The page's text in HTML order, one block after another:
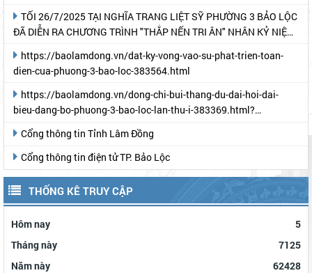
ĐÃ DIỄN RA CHƯƠNG TRÌNH "THẮP NẾN TRI ÂN" NHÂN KỶ NIỆM
dien-cua-phuong-3-bao-loc-383564.html
bieu-dang-bo-phuong-3-bao-loc-lan-thu-i-383369.html?
Cổng thông tin Tỉnh Lâm Đồng
Cổng thông tin điện tử TP. Bảo Lộc
THỐNG KÊ TRUY CẬP
Hôm nay
5
Tháng này
7125
Năm này
62428